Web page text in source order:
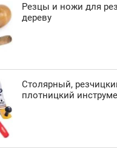
Резцы и ножи для
дереву
Столярный,
плотницкий